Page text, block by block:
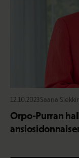
12.10.2023Saana
Orpo-Purran